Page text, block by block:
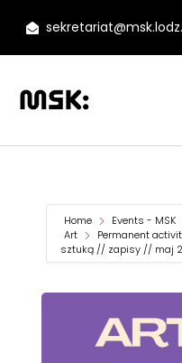
Home Events - MSK
Art
Permanent
sztuką // zapisy // maj